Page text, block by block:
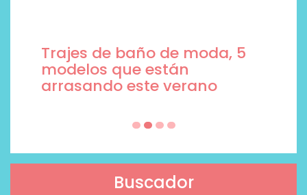
Trajes de baño de moda, 5
modelos que están
arrasando este verano
Buscador